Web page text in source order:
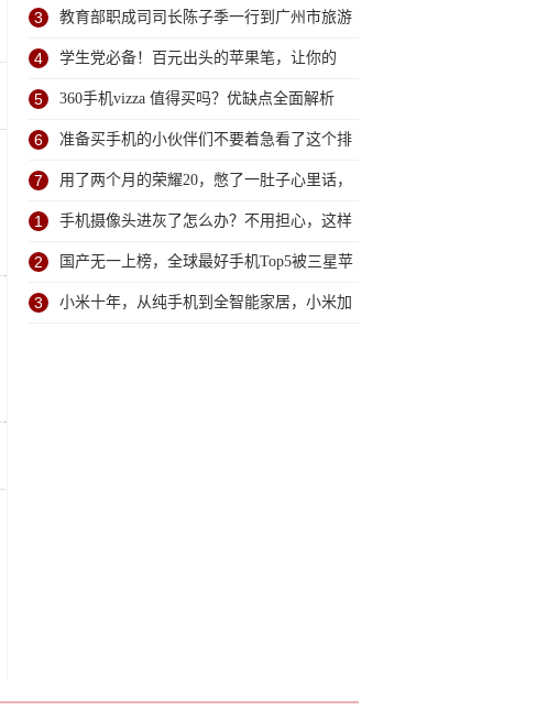
3 教育部职成司司长陈子季一行到广州市旅游
商务职业学校考察调研
4 学生党必备！百元出头的苹果笔，让你的
iPad成为学习神器
5 360手机vizza 值得买吗？优缺点全面解析
6 准备买手机的小伙伴们不要着急看了这个排
行榜再决定买哪款手机吧
7 用了两个月的荣耀20，憋了一肚子心里话，
今天终于一吐为快
1 手机摄像头进灰了怎么办？不用担心，这样
就能轻松搞定
2 国产无一上榜，全球最好手机Top5被三星苹
果独占！
3 小米十年，从纯手机到全智能家居，小米加